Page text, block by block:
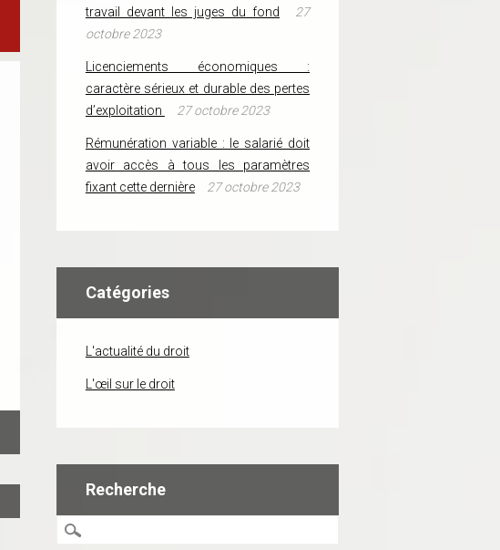
travail devant les juges du fond
27
octobre 2023
Licenciements économiques :
caractère sérieux et durable des pertes
d’exploitation
27 octobre 2023
Rémunération variable : le salarié doit
avoir accès à tous les paramètres
fixant cette dernière
27 octobre 2023
Catégories
L'actualité du droit
L'œil sur le droit
Recherche